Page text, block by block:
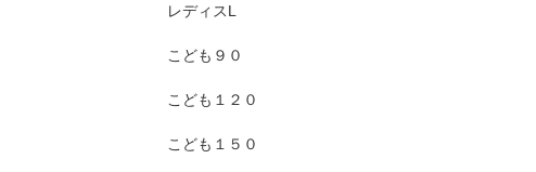
レディスL
こども９０
こども１２０
こども１５０